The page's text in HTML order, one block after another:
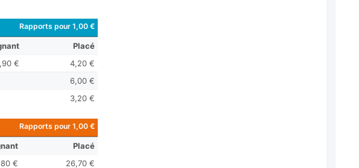
Rapports pour 1,00 €
Placé
€
4,20 €
6,00 €
3,20 €
Rapports pour 1,00 €
Placé
€ 26,70 €